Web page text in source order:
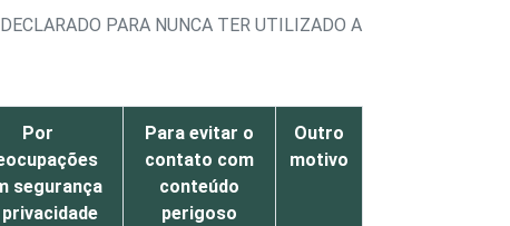
PARA NUNCA TER UTILIZADO A
Por
segurança
Para evitar o
contato com
conteúdo
perigoso
Outro
motivo